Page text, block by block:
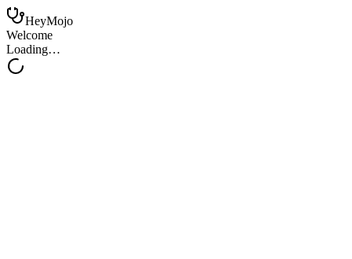
HeyMojo
Welcome
Loading…